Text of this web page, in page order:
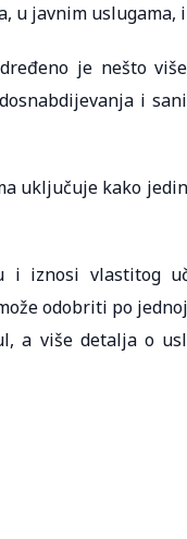
u javnim uslugama,
je nešto
i
uključuje kako
i iznosi vlastitog
odobriti po
a više detalja o